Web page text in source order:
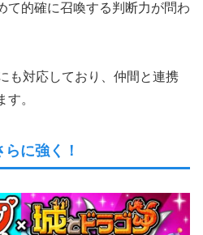
て的確に召喚する判断力が問わ
も対応しており、仲間と連携
。
に強く！